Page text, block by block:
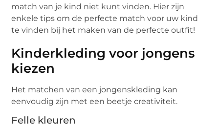
match van je kind niet kunt vinden. Hier zijn
enkele tips om de perfecte match voor uw kind
te vinden bij het maken van de perfecte outfit!
Kinderkleding voor jongens
kiezen
Het matchen van een jongenskleding kan
eenvoudig zijn met een beetje creativiteit.
Felle kleuren